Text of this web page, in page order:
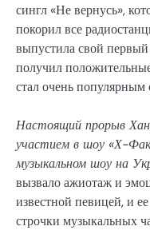
сингл «Не вернусь»,
покорил все
выпустила свой
получил
стал очень
Настоящий прорыв
участием в шоу «Х-
музыкальном шоу на
вызвало ажиотаж и
известной певицей, и
строчки музыкальных